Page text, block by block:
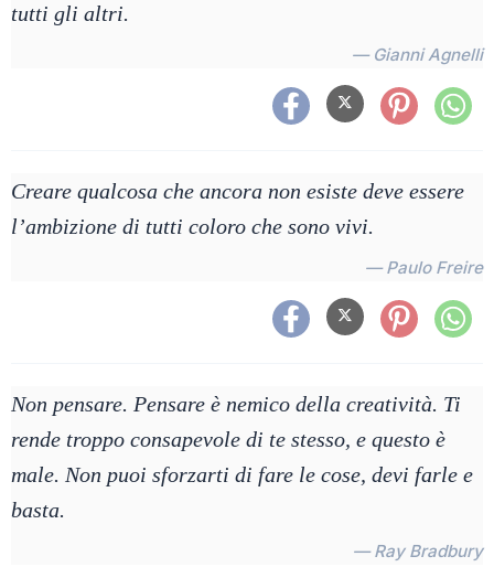
tutti gli altri.
— Gianni Agnelli
Creare qualcosa che ancora non esiste deve essere
l’ambizione di tutti coloro che sono vivi.
— Paulo Freire
Non pensare. Pensare è nemico della creatività. Ti
rende troppo consapevole di te stesso, e questo è
male. Non puoi sforzarti di fare le cose, devi farle e
basta.
— Ray Bradbury